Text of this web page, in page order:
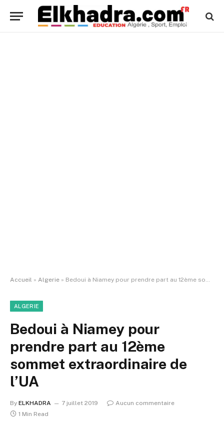
Accueil » Algerie » Bedoui à Niamey pour prendre part au 12ème sommet extraordinaire de l’UA
ALGERIE
Bedoui à Niamey pour
prendre part au 12ème
sommet extraordinaire de
l’UA
By ELKHADRA 7 juillet 2019
Aucun commentaire
1 Min Read